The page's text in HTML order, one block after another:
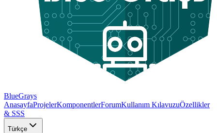
BlueGrays
AnasayfaProjelerKomponentlerForumKullanım KılavuzuÖzellikler
& SSS
Türkçe